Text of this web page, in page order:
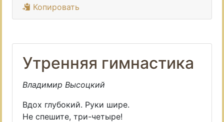
Копировать
Утренняя гимнастика
Владимир Высоцкий
Вдох глубокий. Руки шире.
Не спешите, три-четыре!